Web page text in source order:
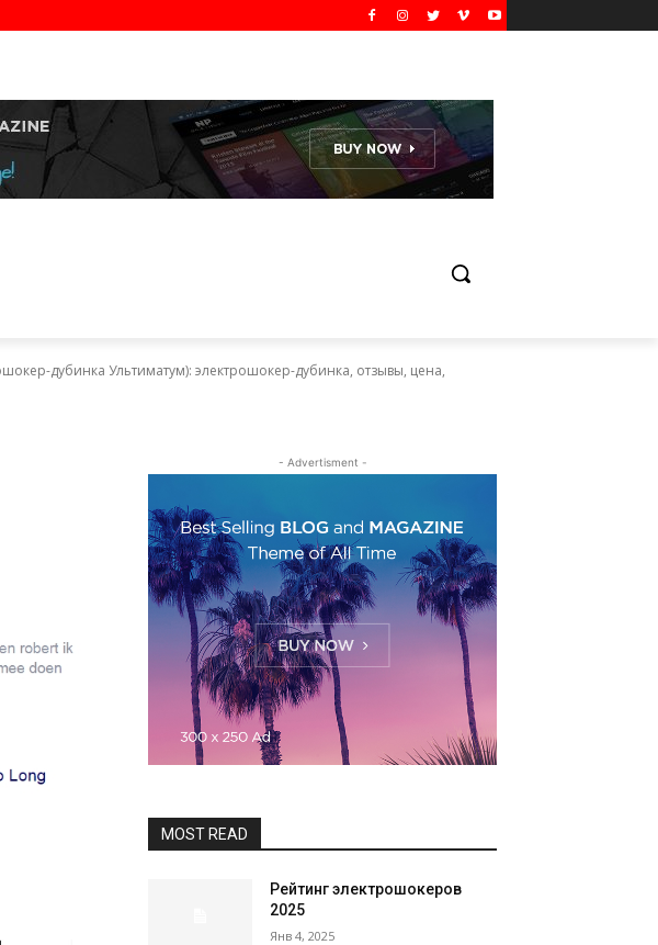
дубинка Ультиматум): электрошокер-дубинка, отзывы, цена,
- Advertisment -
MOST READ
Рейтинг электрошокеров
2025
Янв 4, 2025